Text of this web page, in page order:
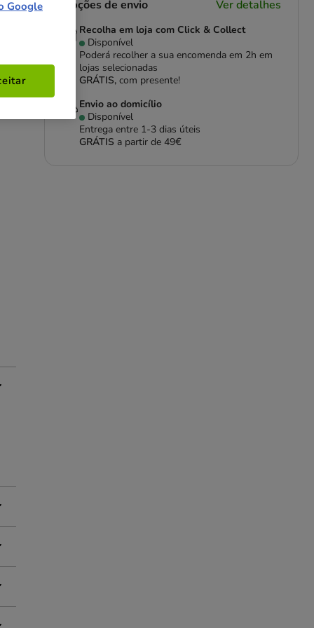
Opções de envio Ver detalhes
Recolha em loja com Click & Collect
Disponível
Poderá recolher a sua encomenda em 2h em
lojas selecionadas
GRÁTIS,com presente!
Envio ao domicílio
Disponível
Entrega entre 1-3 dias úteis
GRÁTIS a partir de 49€
Google